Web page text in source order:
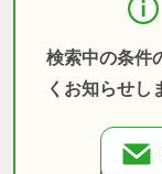
検索中の条件
くお知らせし